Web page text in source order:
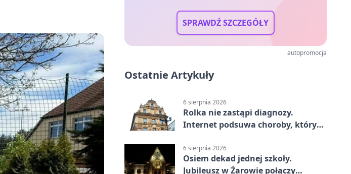
SPRAWDŹ SZCZEGÓŁY
autopromocja
Ostatnie Artykuły
6 sierpnia 2026
Rolka nie zastąpi diagnozy.
Internet podsuwa choroby, których
6 sierpnia 2026
Osiem dekad jednej szkoły.
Jubileusz w Żarowie połączy